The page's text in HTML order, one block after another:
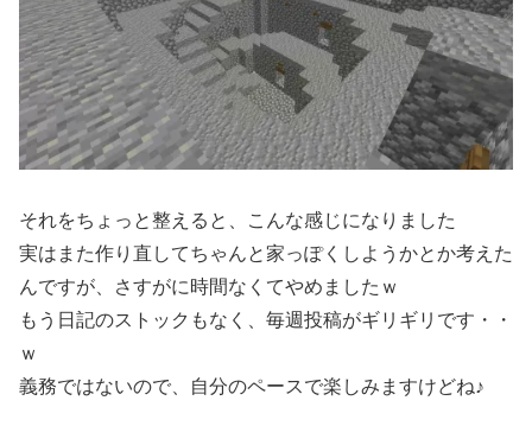
それをちょっと整えると、こんな感じになりました
実はまた作り直してちゃんと家っぽくしようかとか考えた
んですが、さすがに時間なくてやめましたｗ
もう日記のストックもなく、毎週投稿がギリギリです・・
ｗ
義務ではないので、自分のペースで楽しみますけどね♪